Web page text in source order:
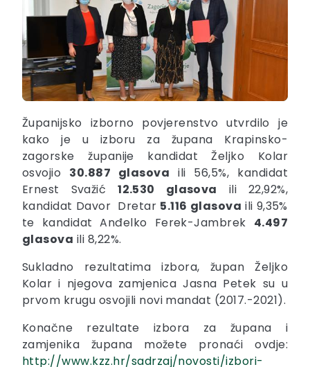
Županijsko izborno povjerenstvo utvrdilo je
kako je u izboru za župana Krapinsko-
zagorske županije kandidat Željko Kolar
osvojio 30.887 glasova ili 56,5%, kandidat
Ernest Svažić12.530 glasova ili 22,92%,
kandidat Davor Dretar 5.116 glasova ili 9,35%
te kandidat Anđelko Ferek-Jambrek 4.497
glasova ili 8,22%.
Sukladno rezultatima izbora, župan Željko
Kolar i njegova zamjenica Jasna Petek su u
prvom krugu osvojili novi mandat (2017.-2021).
Konačne rezultate izbora za župana i
zamjenika župana možete pronaći ovdje:
http://www.kzz.hr/sadrzaj/novosti/izbori-